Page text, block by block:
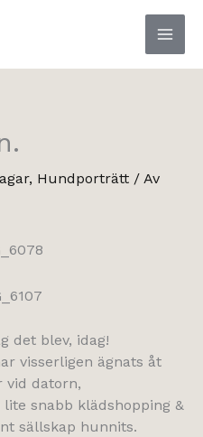
, Hundporträtt / Av
det blev, idag!
visserligen ägnats åt
vid datorn,
snabb klädshopping &
sällskap hunnits.